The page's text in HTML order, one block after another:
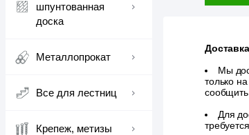
шпунтованная
доска
Металлопрокат
Все для лестниц
Крепеж, метизы
Доставка
Мы
только
Для